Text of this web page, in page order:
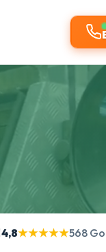
4,8★★★★★568